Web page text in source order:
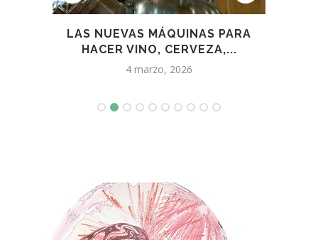
LAS NUEVAS MÁQUINAS PARA
HACER VINO, CERVEZA,...
4 marzo, 2026